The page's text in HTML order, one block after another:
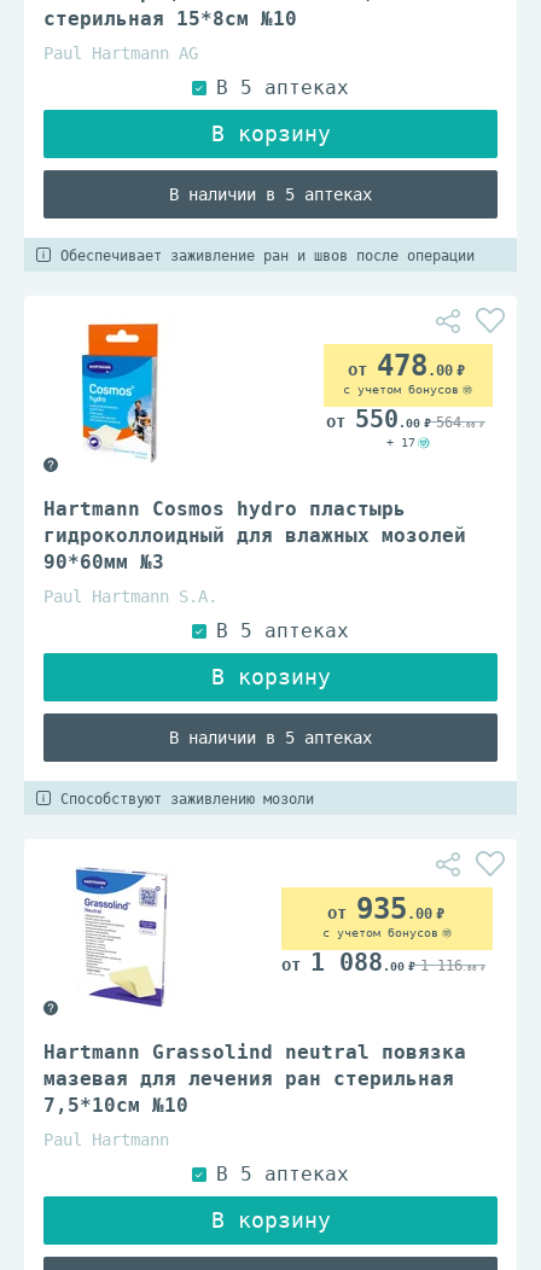
стерильная 15*8см №10
Paul Hartmann AG
В наличии в 5 аптеках
Обеспечивает заживление ран и швов после операции
Hartmann Cosmos hydro пластырь
гидроколлоидный для влажных мозолей
90*60мм №3
Paul Hartmann S.A.
В наличии в 5 аптеках
478 .00
с учетом бонусов
550 .00 564.00
+ 17
Способствуют заживлению мозоли
Hartmann Grassolind neutral повязка
мазевая для лечения ран стерильная
7,5*10см №10
Paul Hartmann
935 .00
с учетом бонусов
1 088 .00 1 116.00